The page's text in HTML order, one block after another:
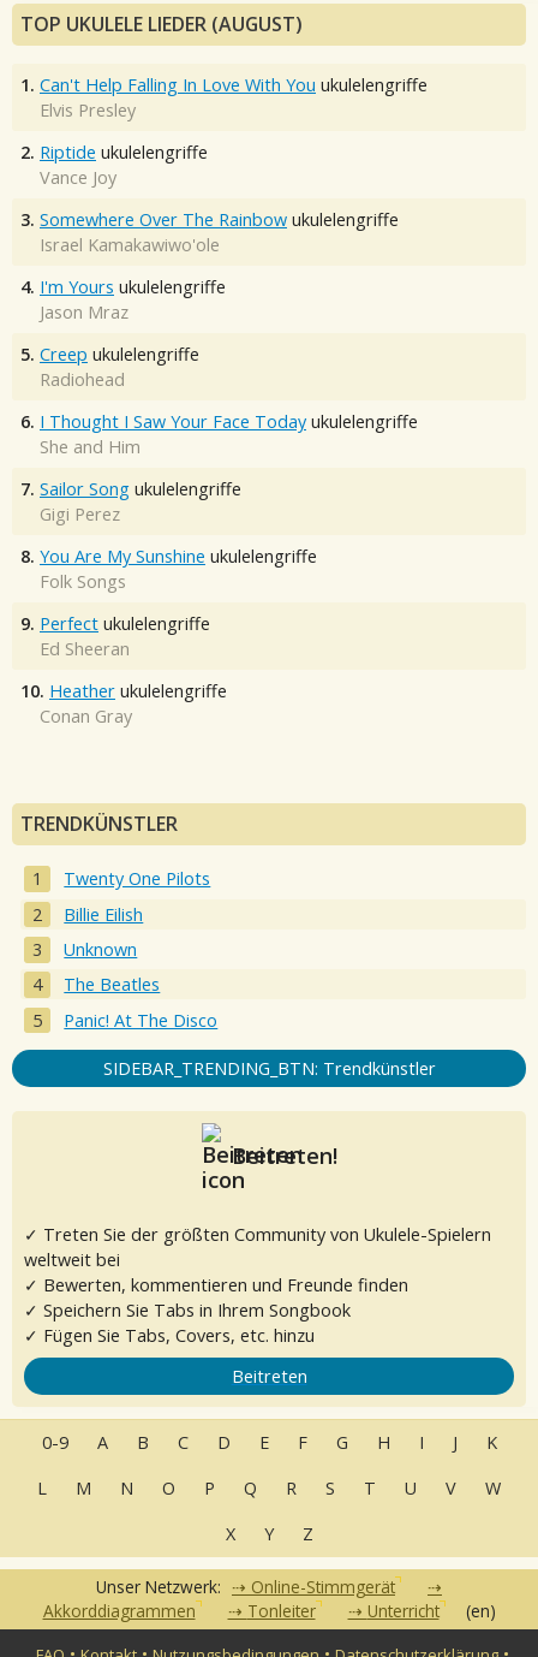
TOP UKULELE LIEDER (AUGUST)
1. Can't Help Falling In Love With You ukulelengriffe
Elvis Presley
2. Riptide ukulelengriffe
Vance Joy
3. Somewhere Over The Rainbow ukulelengriffe
Israel Kamakawiwo'ole
4. I'm Yours ukulelengriffe
Jason Mraz
5. Creep ukulelengriffe
Radiohead
6. I Thought I Saw Your Face Today ukulelengriffe
She and Him
7. Sailor Song ukulelengriffe
Gigi Perez
8. You Are My Sunshine ukulelengriffe
Folk Songs
9. Perfect ukulelengriffe
Ed Sheeran
10. Heather ukulelengriffe
Conan Gray
TRENDKÜNSTLER
Twenty One Pilots
Billie Eilish
Unknown
The Beatles
Panic! At The Disco
SIDEBAR_TRENDING_BTN: Trendkünstler
Beitreten!
✓ Treten Sie der größten Community von Ukulele-Spielern
weltweit bei
✓ Bewerten, kommentieren und Freunde finden
✓ Speichern Sie Tabs in Ihrem Songbook
✓ Fügen Sie Tabs, Covers, etc. hinzu
Beitreten
0-9 A B C D E F G H I J
K
L
M N O P Q R S T U V
W
X
Y Z
Unser Netzwerk:
Online-Stimmgerät
Akkorddiagrammen
Tonleiter Unterricht (en)